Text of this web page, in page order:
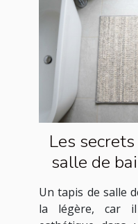
Les
salle de
Un tapis de salle
la légère, car